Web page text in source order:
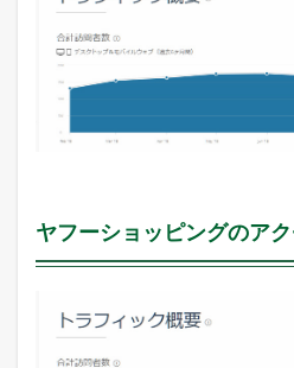
ヤフーショッピングのア